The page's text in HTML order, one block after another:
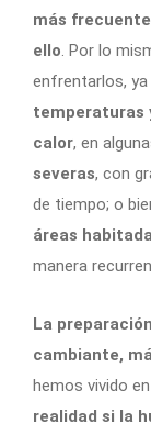
más
ello. Por lo
enfrentarlos,
temperaturas
calor, en
severas, con
de tiempo; o
áreas
manera
La
cambiante,
hemos vivido
realidad si la